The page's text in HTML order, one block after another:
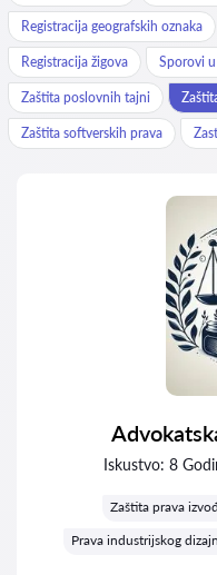
Registracija geografskih oznaka
Registracija žigova Sporovi
Zaštita poslovnih tajni
Zaštita softverskih prava
Iskustvo: 8
Zaštita prava
Prava industrijskog